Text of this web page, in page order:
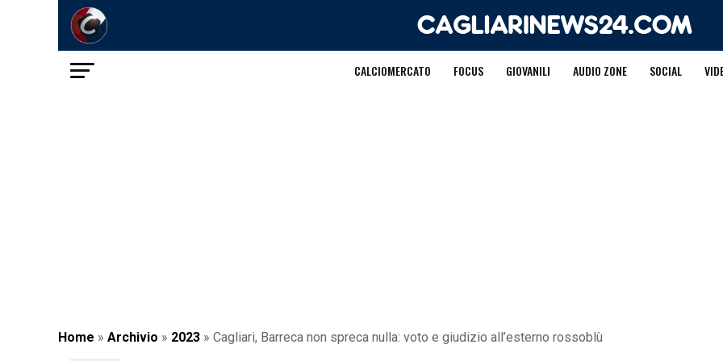
CALCIOMERCATO FOCUS GIOVANILI AUDIO ZONE SOCIAL
Home » Archivio » 2023 » Cagliari, Barreca non spreca nulla: voto e giudizio all’esterno rossoblù